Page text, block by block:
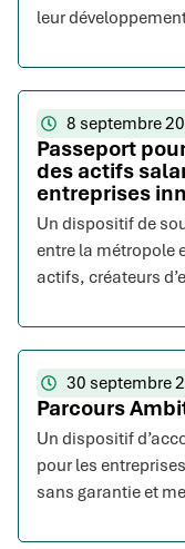
leur
8 septembre
Passeport
des actifs
entreprises
Un dispositif de
entre la métropole
actifs, créateurs
30 septembre
Parcours
Un dispositif
pour les
sans garantie et